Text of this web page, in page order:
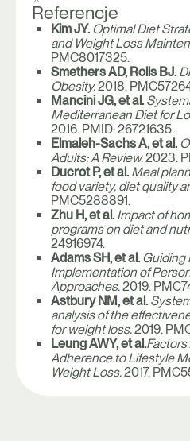
Referencje
Kim JY. Optimal Diet
and Weight Loss
PMC8017325.
Smethers AD, Rolls BJ.
Obesity.2018.
Mancini JG, et al.
Mediterranean Diet for
2016. PMID: 26721635.
Elmaleh-Sachs A, et al.
Adults: A Review.2023.
Ducrot P, et al. Meal
food variety, diet quality
PMC5288891.
Zhu H, et al. Impact of
programs on diet and
24916974.
Adams SH, et al. Guiding
Implementation of
Approaches.2019.
Astbury NM, et al.
analysis of the
for weight loss.2019.
Leung AWY, et al.
Adherence to Lifestyle
Weight Loss.2017.